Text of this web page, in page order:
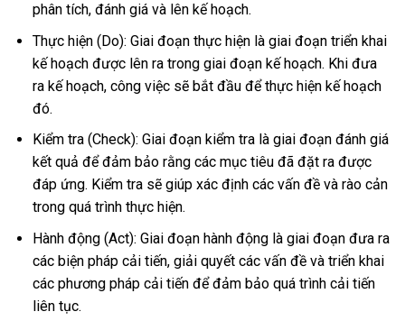
phân tích, đánh giá và lên kế hoạch.
Thực hiện (Do): Giai đoạn thực hiện là giai đoạn triển khai
kế hoạch được lên ra trong giai đoạn kế hoạch. Khi đưa
ra kế hoạch, công việc sẽ bắt đầu để thực hiện kế hoạch
đó.
Kiểm tra (Check): Giai đoạn kiểm tra là giai đoạn đánh giá
kết quả để đảm bảo rằng các mục tiêu đã đặt ra được
đáp ứng. Kiểm tra sẽ giúp xác định các vấn đề và rào cản
trong quá trình thực hiện.
Hành động (Act): Giai đoạn hành động là giai đoạn đưa ra
các biện pháp cải tiến, giải quyết các vấn đề và triển khai
các phương pháp cải tiến để đảm bảo quá trình cải tiến
liên tục.